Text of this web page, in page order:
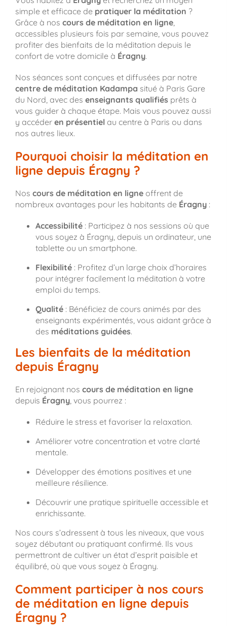
simple et efficace de pratiquer la méditation ?
Grâce à nos cours de méditation en ligne,
accessibles plusieurs fois par semaine, vous pouvez
profiter des bienfaits de la méditation depuis le
confort de votre domicile à Éragny.
Nos séances sont conçues et diffusées par notre
centre de méditation Kadampa situé à Paris Gare
du Nord, avec des enseignants qualifiés prêts à
vous guider à chaque étape. Mais vous pouvez aussi
y accéder en présentiel au centre à Paris ou dans
nos autres lieux.
Pourquoi choisir la méditation en
ligne depuis Éragny ?
Nos cours de méditation en ligneoffrent de
nombreux avantages pour les habitants de Éragny:
Accessibilité: Participez à nos sessions où que
vous soyez à Éragny, depuis un ordinateur, une
tablette ou un smartphone.
Flexibilité: Profitez d’un large choix d’horaires
pour intégrer facilement la méditation à votre
emploi du temps.
Qualité: Bénéficiez de cours animés par des
enseignants expérimentés, vous aidant grâce à
des méditations guidées.
Les bienfaits de la méditation
depuis Éragny
En rejoignant nos cours de méditation en ligne
depuis Éragny, vous pourrez :
Réduire le stress et favoriser la relaxation.
Améliorer votre concentration et votre clarté
mentale.
Développer des émotions positives et une
meilleure résilience.
Découvrir une pratique spirituelle accessible et
enrichissante.
Nos cours s’adressent à tous les niveaux, que vous
soyez débutant ou pratiquant confirmé. Ils vous
permettront de cultiver un état d’esprit paisible et
équilibré, où que vous soyez à Éragny.
Comment participer à nos cours
de méditation en ligne depuis
Éragny ?